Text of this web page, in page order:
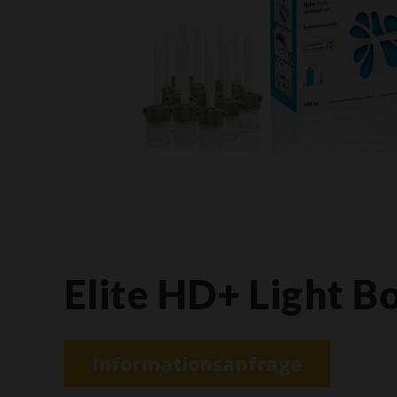
Elite HD+ Light
Informationsanfrage